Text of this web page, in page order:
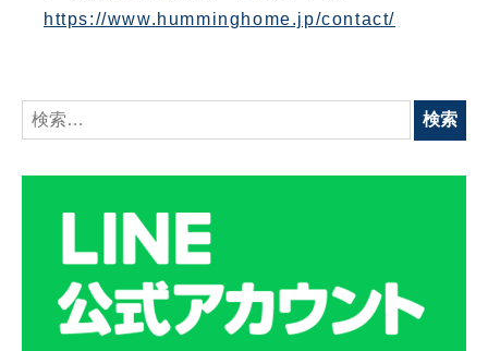
https://www.humminghome.jp/contact/
検
索: